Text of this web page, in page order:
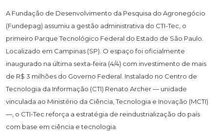
A Fundação de Desenvolvimento da Pesquisa do Agronegócio
(Fundepag) assumiu a gestão administrativa do CTI-Tec, o
primeiro Parque Tecnológico Federal do Estado de São Paulo.
Localizado em Campinas (SP). O espaço foi oficialmente
inaugurado na última sexta-feira (4/4) com investimento de mais
de R$ 3 milhões do Governo Federal. Instalado no Centro de
Tecnologia da Informação (CTI) Renato Archer — unidade
vinculada ao Ministério da Ciência, Tecnologia e Inovação (MCTI)
—, o CTI-Tec reforça a estratégia de reindustrialização do país
com base em ciência e tecnologia.